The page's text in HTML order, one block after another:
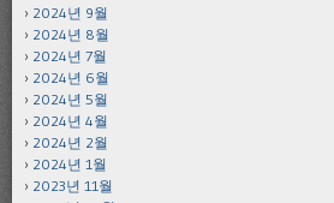
2024년 9월
2024년 8월
2024년 7월
2024년 6월
2024년 5월
2024년 4월
2024년 2월
2024년 1월
2023년 11월